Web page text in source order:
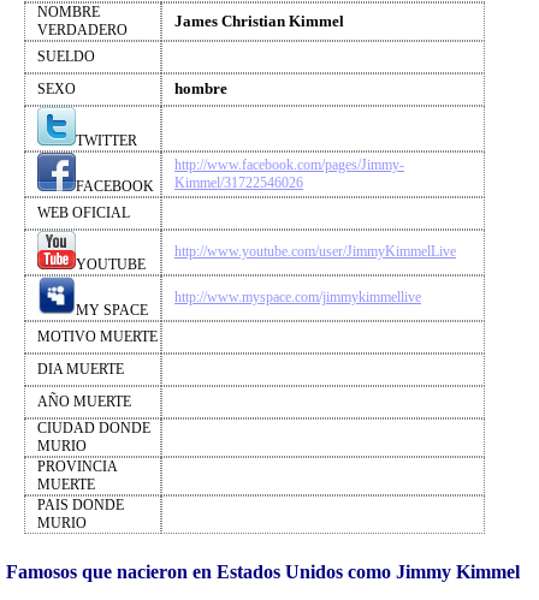
NOMBRE
VERDADERO
James Christian Kimmel
SUELDO
SEXO
hombre
TWITTER
FACEBOOK
http://www.facebook.com/pages/Jimmy-
Kimmel/31722546026
WEB OFICIAL
YOUTUBE
http://www.youtube.com/user/JimmyKimmelLive
MY SPACE
http://www.myspace.com/jimmykimmellive
MOTIVO MUERTE
DIA MUERTE
AÑO MUERTE
CIUDAD DONDE
MURIO
PROVINCIA
MUERTE
PAIS DONDE
MURIO
Famosos que nacieron en Estados Unidos como Jimmy Kimmel